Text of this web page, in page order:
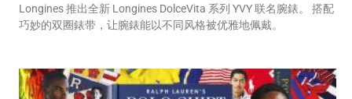
Longines 推出全新 Longines DolceVita 系列 YVY 联名腕錶。 搭配
巧妙的双圈錶带，让腕錶能以不同风格被优雅地佩戴。